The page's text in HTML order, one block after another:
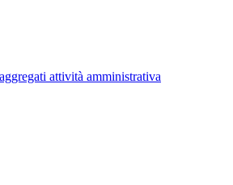
attività amministrativa